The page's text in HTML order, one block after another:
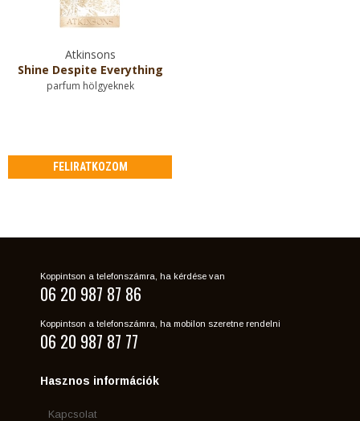
Atkinsons
Shine Despite Everything
parfum hölgyeknek
FELIRATKOZOM
Koppintson a telefonszámra, ha kérdése van
06 20 987 87 86
Koppintson a telefonszámra, ha mobilon szeretne rendelni
06 20 987 87 77
Hasznos információk
Kapcsolat